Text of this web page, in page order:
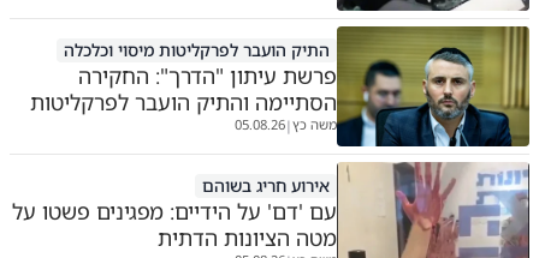
התיק הועבר לפרקליטות מיסוי וכלכלה
פרשת עיתון "הדרך": החקירה
הסתיימה והתיק הועבר לפרקליטות
משה כץ|
05.08.26
אירוע חריג בשוהם
עם 'דם' על הידיים: מפגינים פשטו על
מטה הציונות הדתית